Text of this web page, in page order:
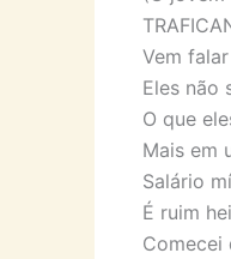
Vem
Eles não
O que
Mais em
Salário
É ruim
Comecei